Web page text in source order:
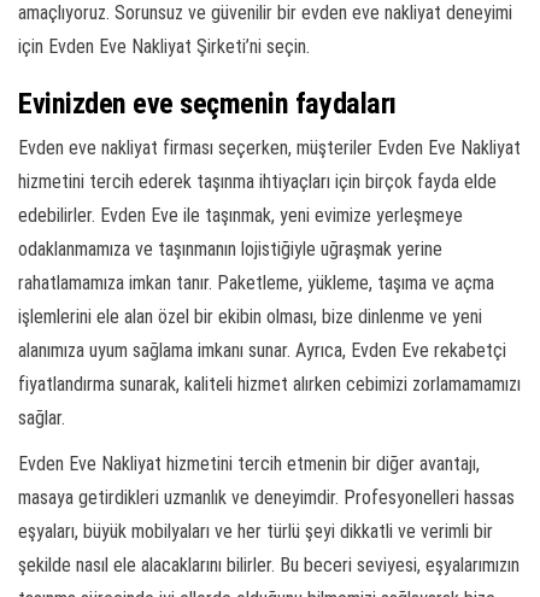
amaçlıyoruz. Sorunsuz ve güvenilir bir evden eve nakliyat deneyimi
için Evden Eve Nakliyat Şirketi’ni seçin.
Evinizden eve seçmenin faydaları
Evden eve nakliyat firması seçerken, müşteriler Evden Eve Nakliyat
hizmetini tercih ederek taşınma ihtiyaçları için birçok fayda elde
edebilirler. Evden Eve ile taşınmak, yeni evimize yerleşmeye
odaklanmamıza ve taşınmanın lojistiğiyle uğraşmak yerine
rahatlamamıza imkan tanır. Paketleme, yükleme, taşıma ve açma
işlemlerini ele alan özel bir ekibin olması, bize dinlenme ve yeni
alanımıza uyum sağlama imkanı sunar. Ayrıca, Evden Eve rekabetçi
fiyatlandırma sunarak, kaliteli hizmet alırken cebimizi zorlamamamızı
sağlar.
Evden Eve Nakliyat hizmetini tercih etmenin bir diğer avantajı,
masaya getirdikleri uzmanlık ve deneyimdir. Profesyonelleri hassas
eşyaları, büyük mobilyaları ve her türlü şeyi dikkatli ve verimli bir
şekilde nasıl ele alacaklarını bilirler. Bu beceri seviyesi, eşyalarımızın